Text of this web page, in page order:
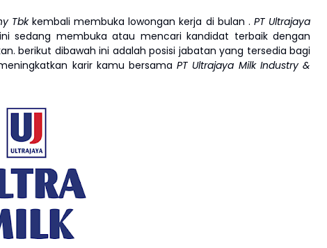
Tbkkembali membuka lowongan kerja di bulan . PT Ultrajaya
sedang membuka atau mencari kandidat terbaik dengan
berikut dibawah ini adalah posisi jabatan yang tersedia bagi
karir kamu bersamaPT Ultrajaya Milk Industry &